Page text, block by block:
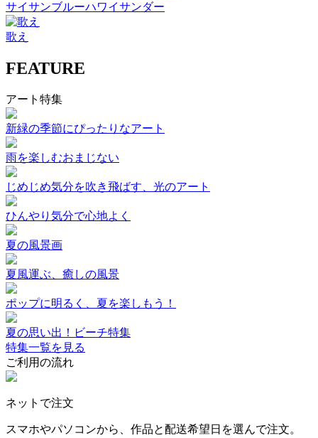
サイサンブルーハワイサンダー
歌え
FEATURE
アート特集
新緑の季節にぴったりなアート
雨を楽しむおまじない
じめじめ気分を吹き飛ばす、光のアート
ひんやり気分で心地よく
夏の風景画
夏風運ぶ、癒しの風景
ポップに明るく、夏を楽しもう！
夏の思い出！ビーチ特集
特集一覧を見る
ご利用の流れ
ネットで注文
スマホやパソコンから、作品と配送希望日を選んで注文。